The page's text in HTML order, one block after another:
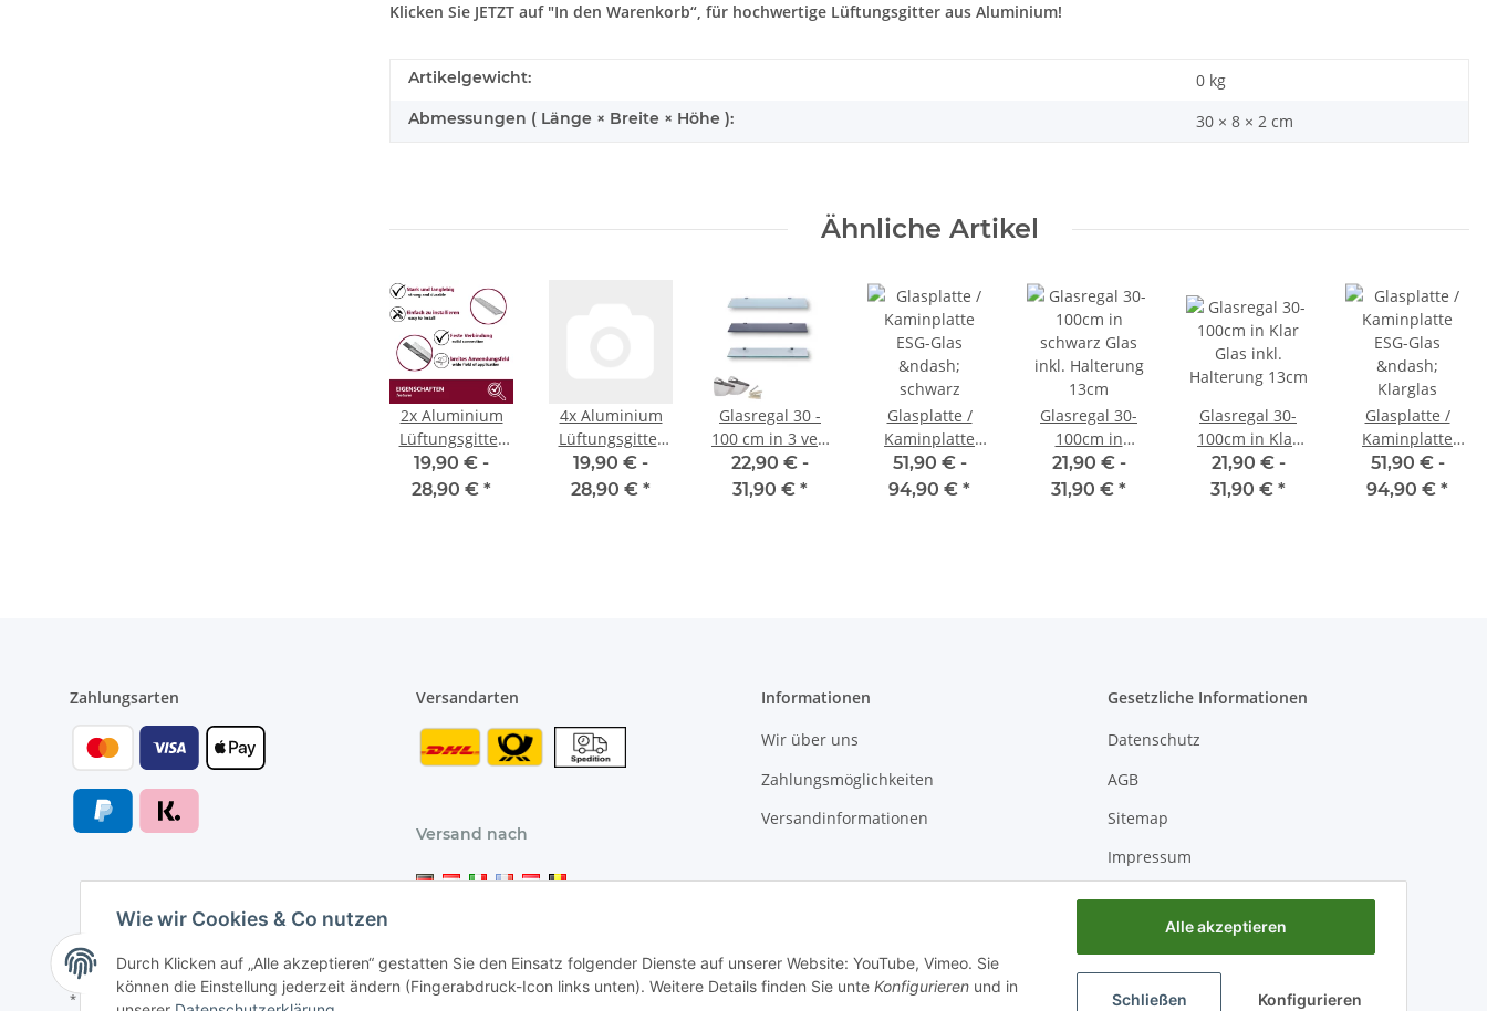
Klicken Sie JETZT auf "In den Warenkorb“, für hochwertige Lüftungsgitter aus Aluminium!
Artikelgewicht: 0 kg
Abmessungen ( Länge × Breite × Höhe ): 30 × 8 × 2 cm
Ähnliche Artikel
2x Aluminium
Lüftungsgitter
silber
verschiedene
Abluftgitter
19,90 € -
28,90 € *
4x Aluminium
Lüftungsgitter
silber
verschiedene
19,90 € -
28,90 € *
Glasregal 30 -
100 cm in 3 ver.
Farben inkl. 2
verchromte
22,90 € -
31,90 € *
Glasplatte /
Kaminplatte
ESG-Glas –
schwarz
51,90 € -
94,90 € *
Glasregal 30-
100cm in
schwarz Glas
inkl. Halterung
21,90 € -
31,90 € *
Glasregal 30-
100cm in Klar
Glas inkl.
Halterung 13cm
21,90 € -
31,90 € *
Glasplatte /
Kaminplatte
ESG-Glas –
Klarglas
51,90 € -
94,90 € *
Zahlungsarten Versandarten
Versand nach
Informationen
Wir über uns
Zahlungsmöglichkeiten
Versandinformationen
Gesetzliche Informationen
Datenschutz
AGB
Sitemap
Impressum
Batteriegesetzhinweise
Widerrufsrecht
* Alle Preise inkl. gesetzlicher USt., zzgl.
Wie wir Cookies & Co nutzen
Durch Klicken auf „Alle akzeptieren“ gestatten Sie den Einsatz folgender Dienste auf unserer Website: YouTube, Vimeo. Sie
können die Einstellung jederzeit ändern (Fingerabdruck-Icon links unten). Weitere Details finden Sie unte Konfigurieren und in
Alle akzeptieren
Schließen Konfigurieren